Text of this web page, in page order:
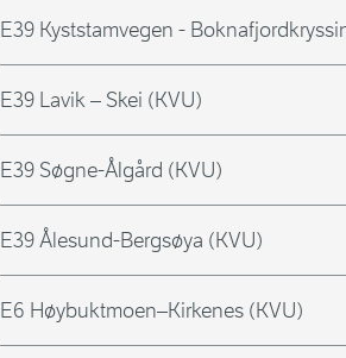
E39 Kyststamvegen -
E39 Lavik – Skei (KVU)
E39 Søgne-Ålgård (KVU)
E39 Ålesund-Bergsøya (KVU)
E6 Høybuktmoen–Kirkenes (KVU)